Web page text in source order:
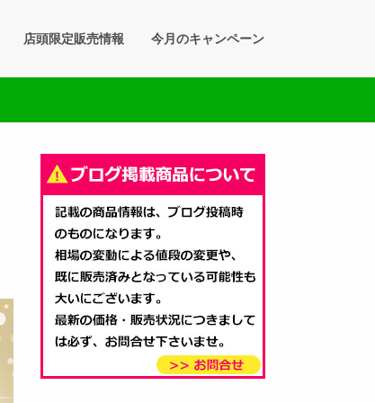
店頭限定販売情報 今月のキャンペーン